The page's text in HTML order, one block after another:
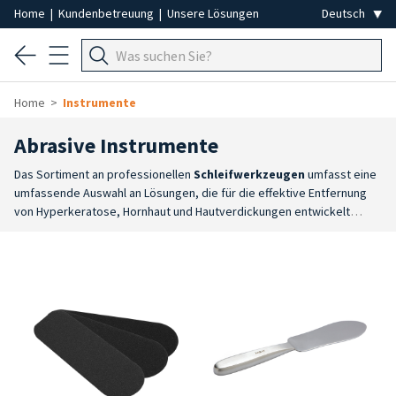
Home | Kundenbetreuung | Unsere Lösungen
Home Instrumente
Abrasive Instrumente
Das Sortiment an professionellen Schleifwerkzeugen umfasst eine
umfassende Auswahl an Lösungen, die für die effektive Entfernung
von Hyperkeratose, Hornhaut und Hautverdickungen entwickelt
Körnungen : Es stehen verschiedene Abrasivitätsstufen zur
Verfügung, von herkömmlichen Raspeln bis hin zu Schleifsteinen und
Bimssteinen. Diese Vielfalt ermöglicht es dem Fachmann, die
Schleifwirkung je nach Empfindlichkeit der zu behandelnden Stelle